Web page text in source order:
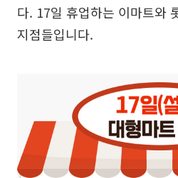
다. 17일 휴업하는 이마트와
지점들입니다.